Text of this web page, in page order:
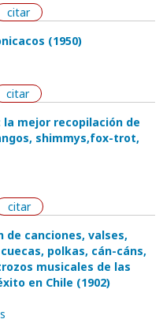
citar
(1950)
citar
la mejor recopilación de
shimmys,fox-trot,
citar
de canciones, valses,
polkas, cán-cáns,
musicales de las
en Chile (1902)